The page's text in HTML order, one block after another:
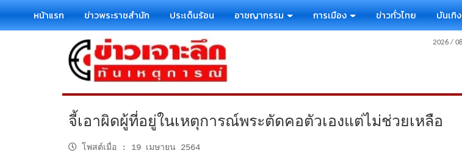
หน้าแรก ข่าวพระราชสำนัก ประเด็นร้อน อาชญากรรม การเมือง ข่าวทั่วไทย บันเทิง
จี้เอาผิดผู้ที่อยู่ในเหตุการณ์พระตัดคอตัวเองแต่ไม่ช่วยเหลือ
โพสต์เมื่อ : 19 เมษายน 2564